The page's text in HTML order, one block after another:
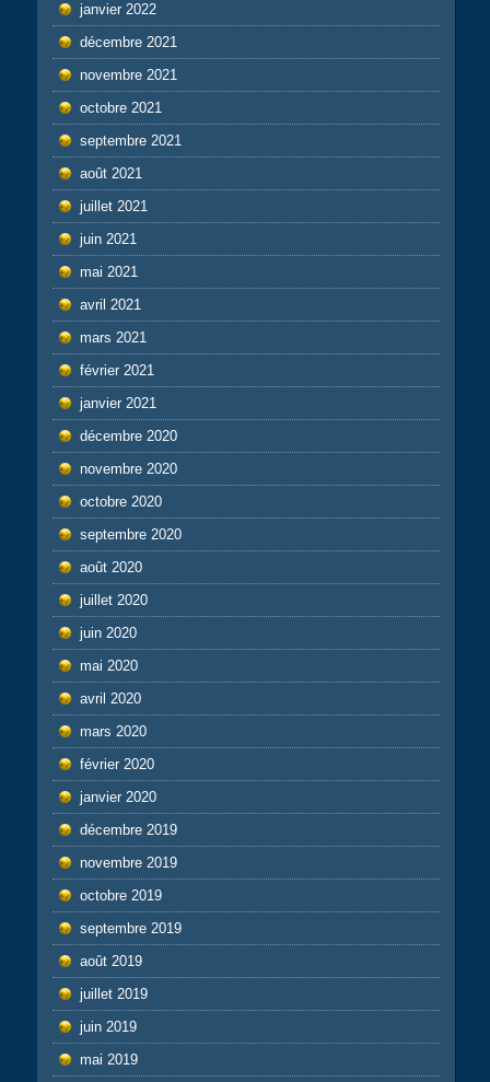
janvier 2022
décembre 2021
novembre 2021
octobre 2021
septembre 2021
août 2021
juillet 2021
juin 2021
mai 2021
avril 2021
mars 2021
février 2021
janvier 2021
décembre 2020
novembre 2020
octobre 2020
septembre 2020
août 2020
juillet 2020
juin 2020
mai 2020
avril 2020
mars 2020
février 2020
janvier 2020
décembre 2019
novembre 2019
octobre 2019
septembre 2019
août 2019
juillet 2019
juin 2019
mai 2019